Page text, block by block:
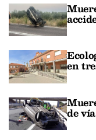
en
de